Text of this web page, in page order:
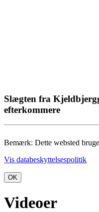
Slægten fra
efterkommere
Bemærk: Dette websted
Vis databeskyttelsespolitik
OK
Videoer